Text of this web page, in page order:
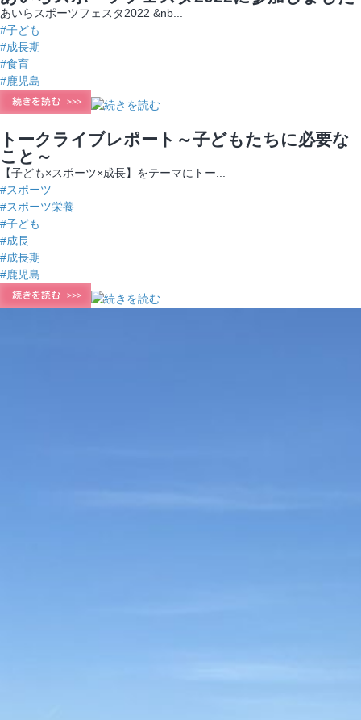
あいらスポーツフェスタ2022 &nb...
#子ども
#成長期
#食育
#鹿児島
トークライブレポート～子どもたちに必要な
こと～
【子ども×スポーツ×成長】をテーマにトー...
#スポーツ
#スポーツ栄養
#子ども
#成長
#成長期
#鹿児島